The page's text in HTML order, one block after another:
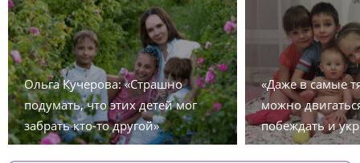
Ольга Кучерова: «Страшно
подумать, что этих детей мог
забрать кто-то другой»
«Даже в самые
можно
побеждать и